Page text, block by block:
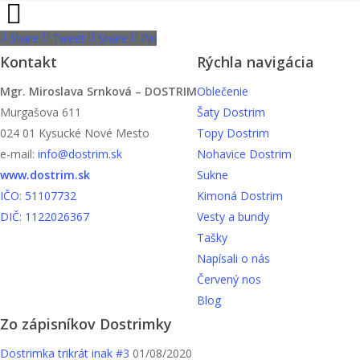
Share Tweet Share Pin
Kontakt
Mgr. Miroslava Srnková – DOSTRIM
Murgašova 611
024 01 Kysucké Nové Mesto
e-mail: info@dostrim.sk
www.dostrim.sk
IČO: 51107732
DIČ: 1122026367
Rýchla navigácia
Oblečenie
Šaty Dostrim
Topy Dostrim
Nohavice Dostrim
Sukne
Kimoná Dostrim
Vesty a bundy
Tašky
Napísali o nás
Červený nos
Blog
Zo zápisníkov Dostrimky
Dostrimka trikrát inak #3 01/08/2020